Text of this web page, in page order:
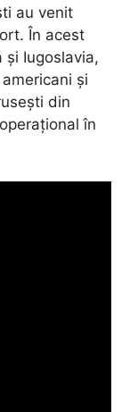
au venit
În acest
și Iugoslavia,
și
din
în